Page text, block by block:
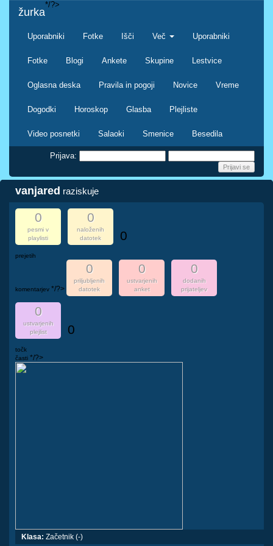
žurka
Uporabniki Fotke Išči Več Uporabniki
Fotke Blogi Ankete Skupine Lestvice
Oglasna deska Pravila in pogoji Novice Vreme
Dogodki Horoskop Glasba Plejliste
Video posnetki Salaoki Smenice Besedila
*/?>
Prijava:
vanjared raziskuje
0
pesmi v
playlisti
0
naloženih
datotek
0
prejetih
komentarjev */?>
0
priljubljenih
datotek
0
ustvarjenih
anket
0
dodanih
prijateljev
0
ustvarjenih
plejlist
0
točk
časti */?>
Klasa: Začetnik (-)